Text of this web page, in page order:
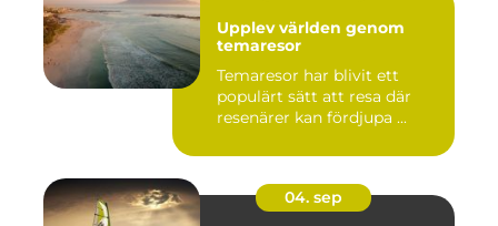
Upplev världen genom
temaresor
Temaresor har blivit ett
populärt sätt att resa där
resenärer kan fördjupa ...
04. sep